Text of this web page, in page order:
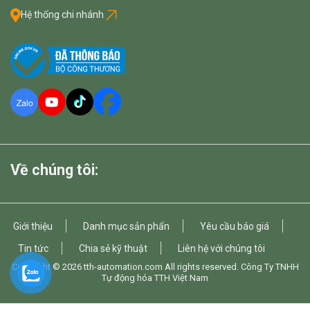
Hệ thống chi nhánh
Về chúng tôi:
Giới thiệu Danh mục sản phẩn
Yêu cầu báo giá
Tin tức
Chia sẻ kỹ thuật Liên hệ với chúng tôi
Copyright © 2026tth-automation.com All rights reserved. Công Ty TNHH
Tự động hóa TTH Việt Nam